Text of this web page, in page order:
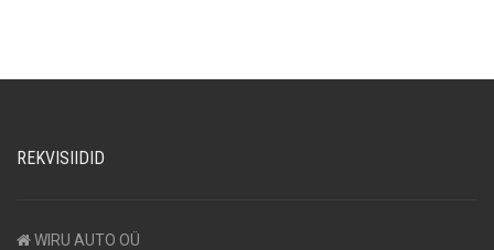
REKVISIIDID
WIRU AUTO OÜ